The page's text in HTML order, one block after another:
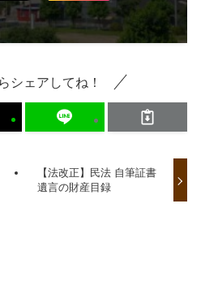
シェアしてね！
【法改正】民法 自筆証書
遺言の財産目録